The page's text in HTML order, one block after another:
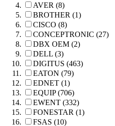
AVER (8)
BROTHER (1)
CISCO (8)
CONCEPTRONIC (27)
DBX OEM (2)
DELL (3)
DIGITUS (463)
EATON (79)
EDNET (1)
EQUIP (706)
EWENT (332)
FONESTAR (1)
FSAS (10)